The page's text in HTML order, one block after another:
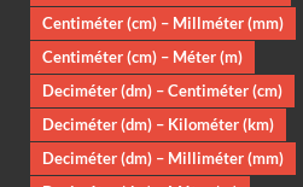
Centiméter (cm) – Millméter (mm)
Centiméter (cm) – Méter (m)
Deciméter (dm) – Centiméter (cm)
Deciméter (dm) – Kilométer (km)
Deciméter (dm) – Milliméter (mm)